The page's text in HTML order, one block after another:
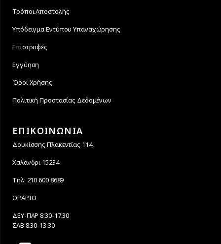
Τρόποι Αποστολής
Υπόδειγμα Εντύπου Υπαναχώρησης
Επιστροφές
Εγγύηση
Όροι Χρήσης
Πολιτική Προστασίας Δεδομένων
ΕΠΙΚΟΙΝΩΝΙΑ
Δουκίσσης Πλακεντίας 114,
Χαλάνδρι 15234
Τηλ: 210 600 8689
ΩΡΑΡΙΟ
ΔΕΥ-ΠΑΡ 8:30-17:30
ΣΑΒ 8:30-13:30